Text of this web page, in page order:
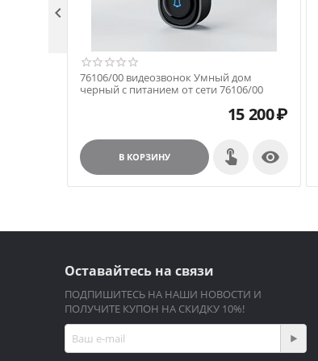
76106/00 видеозвонок Умный дом
черный с питанием от сети 76106/00
15 200₽
В КОРЗИНУ 

Оставайтесь на связи
ПОДПИШИТЕСЬ НА НАШИ НОВОСТИ И
ПОЛУЧИТЕ КУПОН НА СКИДКУ 10%!